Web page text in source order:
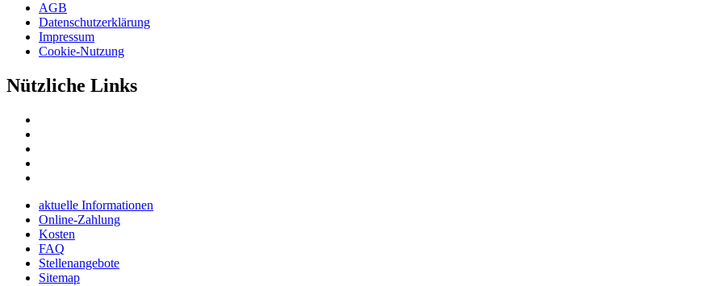
AGB
Datenschutzerklärung
Impressum
Cookie-Nutzung
Nützliche Links
aktuelle Informationen
Online-Zahlung
Kosten
FAQ
Stellenangebote
Sitemap